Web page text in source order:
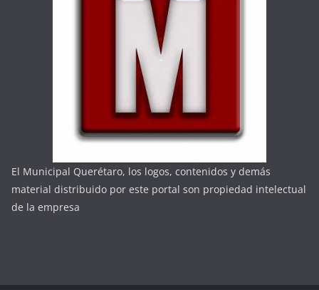
El Municipal Querétaro, los logos, contenidos y demás
material distribuido por este portal son propiedad intelectual
de la empresa